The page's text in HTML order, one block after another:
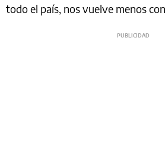
todo el país, nos vuelve menos